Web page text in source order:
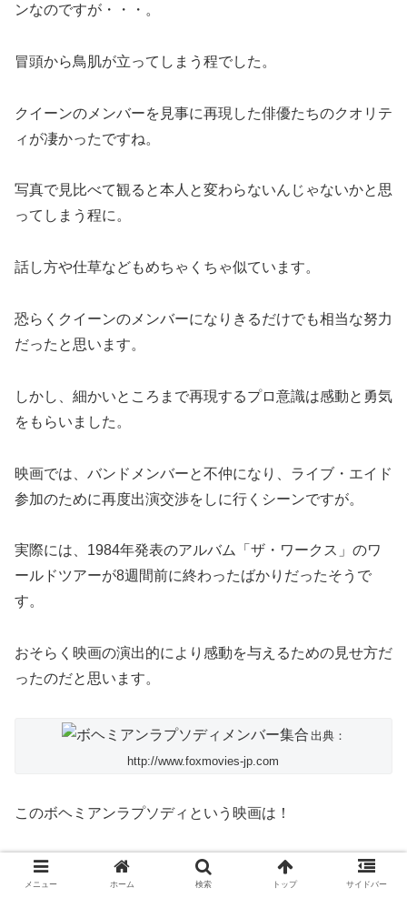
ンなのですが・・・。
冒頭から鳥肌が立ってしまう程でした。
クイーンのメンバーを見事に再現した俳優たちのクオリテ
ィが凄かったですね。
写真で見比べて観ると本人と変わらないんじゃないかと思
ってしまう程に。
話し方や仕草などもめちゃくちゃ似ています。
恐らくクイーンのメンバーになりきるだけでも相当な努力
だったと思います。
しかし、細かいところまで再現するプロ意識は感動と勇気
をもらいました。
映画では、バンドメンバーと不仲になり、ライブ・エイド
参加のために再度出演交渉をしに行くシーンですが。
実際には、1984年発表のアルバム「ザ・ワークス」のワ
ールドツアーが8週間前に終わったばかりだったそうで
す。
おそらく映画の演出的により感動を与えるための見せ方だ
ったのだと思います。
出典：
http://www.foxmovies-jp.com
このボヘミアンラプソディという映画は！
実際にあったことを忠実に再現したというより・・・。
メニュー ホーム 検索 トップ サイドバー